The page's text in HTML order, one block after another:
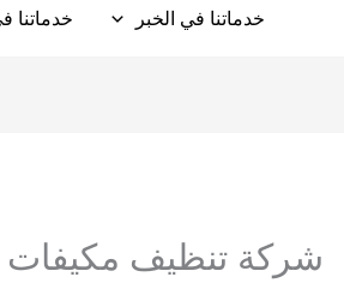
خدماتنا في الخبر
خدماتنا
شركة تنظيف